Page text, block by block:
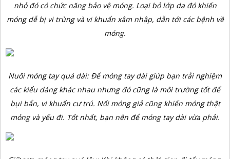
nhỏ đó có chức năng bảo vệ móng. Loại bỏ lớp da đó khiến
móng dễ bị vi trùng và vi khuẩn xâm nhập, dẫn tới các bệnh về
móng.
Nuôi móng tay quá dài: Để móng tay dài giúp bạn trải nghiệm
các kiểu dáng khác nhau nhưng đó cũng là môi trường tốt để
bụi bẩn, vi khuẩn cư trú. Nối móng giả cũng khiến móng thật
mỏng và yếu đi. Tốt nhất, bạn nên để móng tay dài vừa phải.